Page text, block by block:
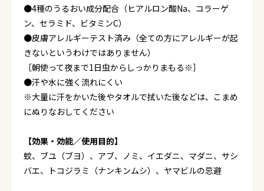
●4種のうるおい成分配合（ヒアルロン酸Na、コラーゲ
ン、セラミド、ビタミンC）
●皮膚アレルギーテスト済み（全ての方にアレルギーが起
きないというわけではありません）
［朝使って夜まで1日虫からしっかりまもる※］
●汗や水に強く流れにくい
※大量に汗をかいた後やタオルで拭いた後などは、こまめ
にぬりなおしてください
【効果・効能／使用目的】
蚊、ブユ（ブヨ）、アブ、ノミ、イエダニ、マダニ、サシ
バエ、トコジラミ（ナンキンムシ）、ヤマビルの忌避